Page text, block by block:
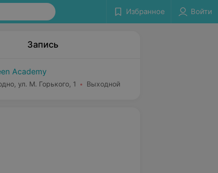
Избранное Войти
Запись
Academy
ул. М. Горького, 1 Выходной